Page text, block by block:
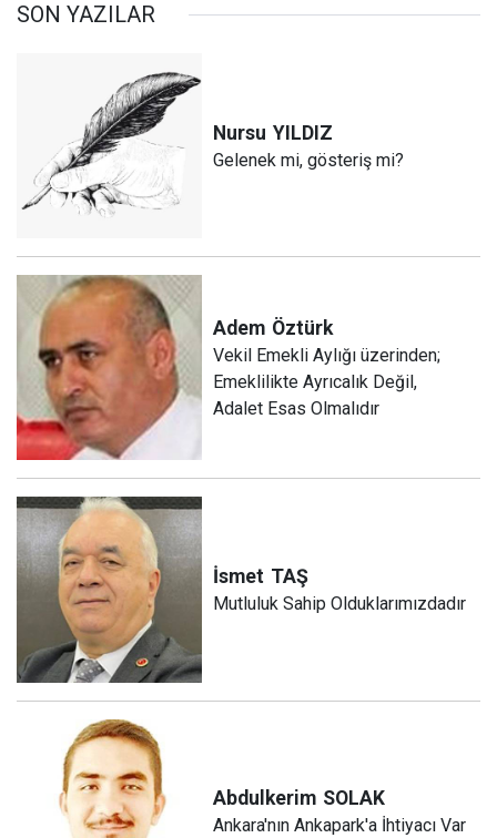
SON YAZILAR
Nursu YILDIZ
Gelenek mi, gösteriş mi?
Adem Öztürk
Vekil Emekli Aylığı üzerinden;
Emeklilikte Ayrıcalık Değil,
Adalet Esas Olmalıdır
İsmet TAŞ
Mutluluk Sahip Olduklarımızdadır
Abdulkerim SOLAK
Ankara'nın Ankapark'a İhtiyacı Var